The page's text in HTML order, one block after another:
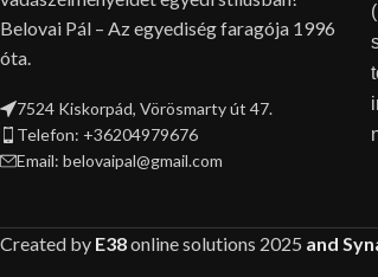
Belovai Pál – Az egyediség faragója 1996
óta.
7524 Kiskorpád, Vörösmarty út 47.
Telefon: +36204979676
Email: belovaipal@gmail.com
Created by E38online solutions 2025 and